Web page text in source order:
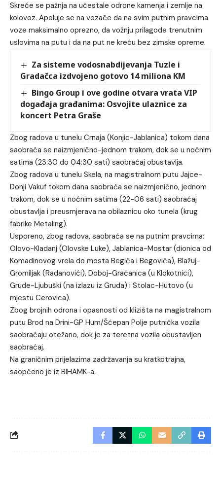
Skreće se pažnja na učestale odrone kamenja i zemlje na
kolovoz. Apeluje se na vozače da na svim putnim pravcima
voze maksimalno oprezno, da vožnju prilagode trenutnim
uslovima na putu i da na put ne kreću bez zimske opreme.
Za sisteme vodosnabdijevanja Tuzle i
Gradačca izdvojeno gotovo 14 miliona KM
Bingo Group i ove godine otvara vrata VIP
događaja građanima: Osvojite ulaznice za
koncert Petra Graše
Zbog radova u tunelu Crnaja (Konjic-Jablanica) tokom dana
saobraća se naizmjenično-jednom trakom, dok se u noćnim
satima (23:30 do 04:30 sati) saobraćaj obustavlja.
Zbog radova u tunelu Skela, na magistralnom putu Jajce-
Donji Vakuf tokom dana saobraća se naizmjenično, jednom
trakom, dok se u noćnim satima (22-06 sati) saobraćaj
obustavlja i preusmjerava na obilaznicu oko tunela (krug
fabrike Metaling).
Usporeno, zbog radova, saobraća se na putnim pravcima:
Olovo-Kladanj (Olovske Luke), Jablanica-Mostar (dionica od
Komadinovog vrela do mosta Begića i Begovića), Blažuj-
Gromiljak (Radanovići), Doboj-Gračanica (u Klokotnici),
Grude-Ljubuški (na izlazu iz Gruda) i Stolac-Hutovo (u
mjestu Cerovica).
Zbog brojnih odrona i opasnosti od klizišta na magistralnom
putu Brod na Drini-GP Hum/Šćepan Polje putnička vozila
saobraćaju otežano, dok je za teretna vozila obustavljen
saobraćaj.
Na graničnim prijelazima zadržavanja su kratkotrajna,
saopćeno je iz BIHAMK-a.